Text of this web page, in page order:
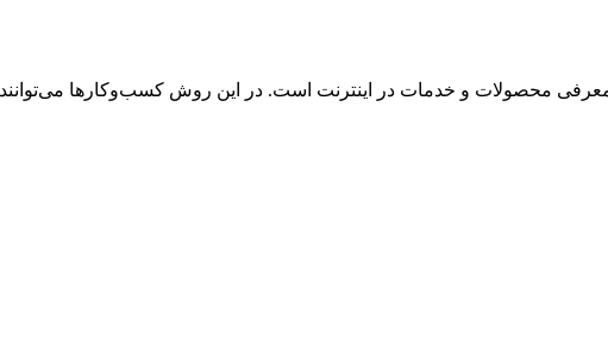
معرفی محصولات و خدمات در اینترنت است. در این روش کسب‌وکارها